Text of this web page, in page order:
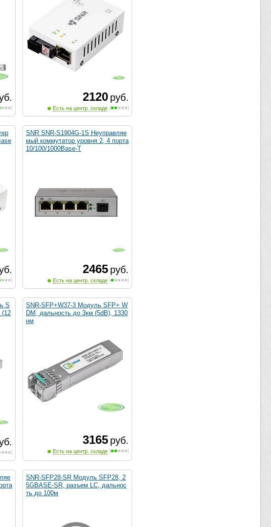
2120 руб.
Есть на центр. складе
SNR SNR-S1904G-1S Неуправляе
мый коммутатор уровня 2, 4 порта
10/100/1000Base-T
2465 руб.
Есть на центр. складе
S
(12
SNR-SFP+W37-3 Модуль SFP+ W
DM, дальность до 3км (5dB), 1330
нм
3165 руб.
Есть на центр. складе
SNR-SFP28-SR Модуль SFP28, 2
5GBASE-SR, разъем LC, дальнос
ть до 100м